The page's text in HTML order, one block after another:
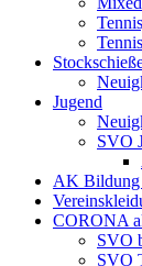
Jugend
SVO
AK Bildung
CORONA
SVO
SVO